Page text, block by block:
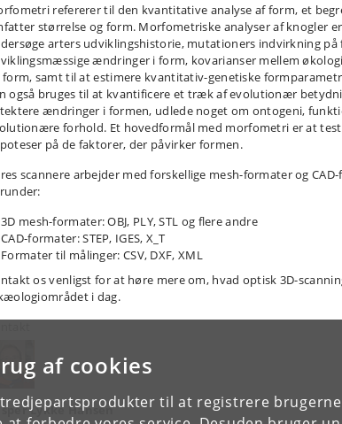
af cookies
til at registrere
refererer til den kvantitative analyse af form, et
størrelse og form. Morfometriske analyser af knogler
arters udviklingshistorie, mutationers indvirkning på
ændringer i form, kovarianser mellem
form, samt til at estimere kvantitativ-genetiske
også bruges til at kvantificere et træk af evolutionær
ændringer i formen, udlede noget om ontogeni,
forhold. Et hovedformål med morfometri er at
på de faktorer, der påvirker formen.
scannere arbejder med forskellige mesh-formater og
3D mesh-formater: OBJ, PLY, STL og flere andre
CAD-formater: STEP, IGES, X_T
Formater til målinger: CSV, DXF, XML
os venligst for at høre mere om, hvad optisk 3D-
i dag.
Lykke Hansen